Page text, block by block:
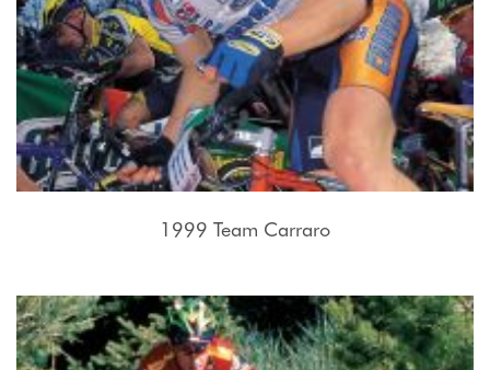
1999 Team Carraro